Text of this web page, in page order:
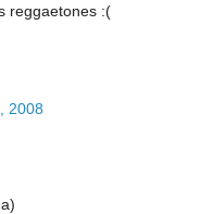
reggaetones :(
2008